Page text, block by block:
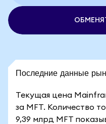
Последние данные
Текущая цена
за MFT. Количество
9,39 млрд MFT